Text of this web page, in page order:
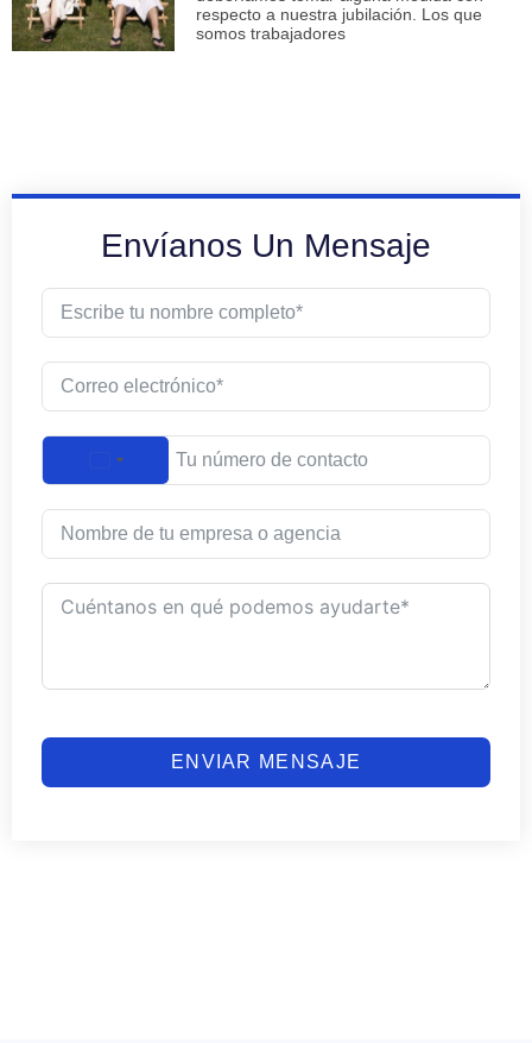
respecto a nuestra jubilación. Los que
somos trabajadores
Envíanos Un Mensaje
UNITED STATES +1
ENVIAR MENSAJE